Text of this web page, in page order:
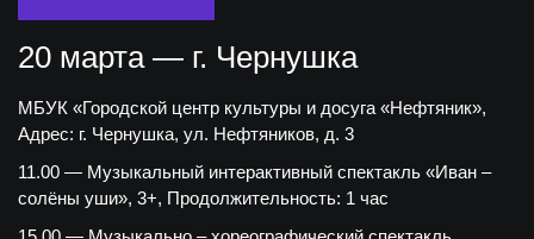
20 марта — г. Чернушка
МБУК «Городской центр культуры и досуга «Нефтяник»,
Адрес: г. Чернушка, ул. Нефтяников, д. 3
11.00 — Музыкальный интерактивный спектакль «Иван –
солёны уши», 3+, Продолжительность: 1 час